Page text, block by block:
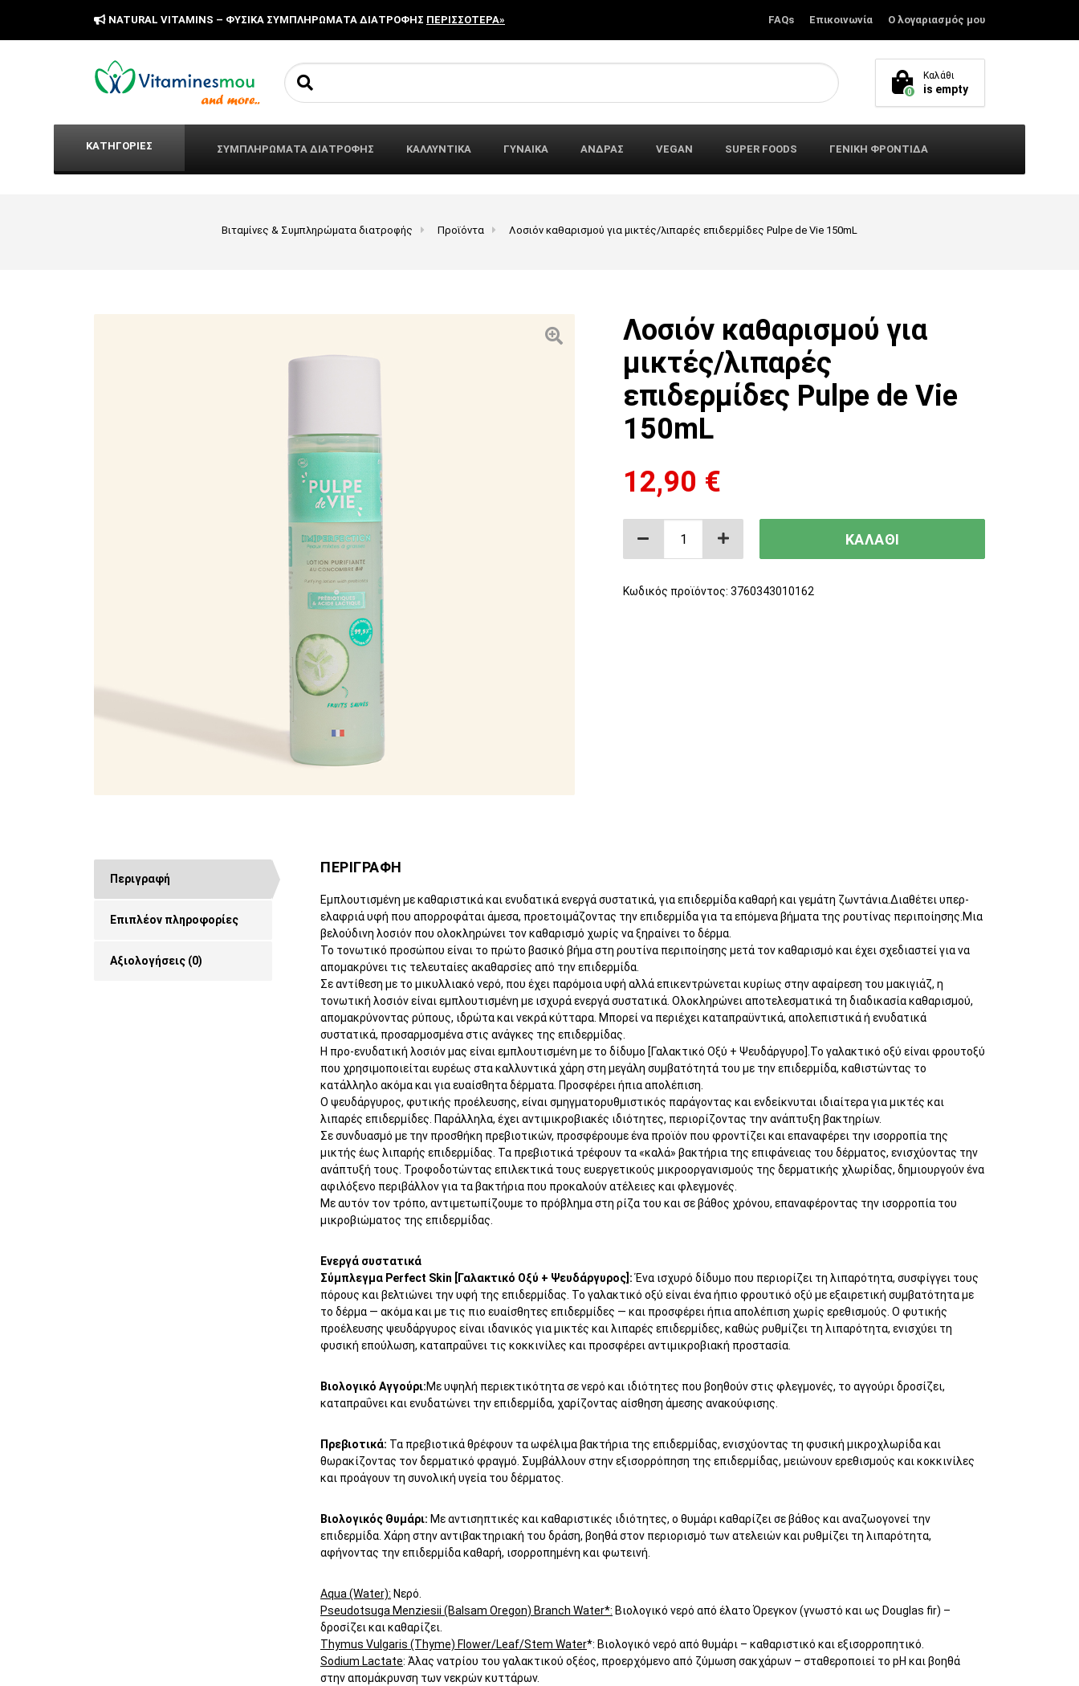
NATURAL VITAMINS – ΦΥΣΙΚΑ ΣΥΜΠΛΗΡΩΜΑΤΑ ΔΙΑΤΡΟΦΗΣ ΠΕΡΙΣΣΟΤΕΡΑ» FAQs Επικοινωνία Ο λογαριασμός μου
Search for:
0
Καλάθι
is empty
ΚΑΤΗΓΟΡΙΕΣ ΣΥΜΠΛΗΡΩΜΑΤΑ ΔΙΑΤΡΟΦΗΣ ΚΑΛΛΥΝΤΙΚΑ ΓΥΝΑΙΚΑ ΑΝΔΡΑΣ VEGAN SUPER FOODS ΓΕΝΙΚΗ ΦΡΟΝΤΙΔΑ
Βιταμίνες & Συμπληρώματα διατροφής Προϊόντα Λοσιόν καθαρισμού για μικτές/λιπαρές επιδερμίδες Pulpe de Vie 150mL
Λοσιόν καθαρισμού για
μικτές/λιπαρές
επιδερμίδες Pulpe de Vie
150mL
12,90 €
Λοσιόν καθαρισμού για μικτές/λιπαρές επιδερμίδες
ΚΑΛΑΘΙ
Κωδικός προϊόντος:3760343010162
Περιγραφή
Επιπλέον πληροφορίες
Αξιολογήσεις (0)
ΠΕΡΙΓΡΑΦΗ
Εμπλουτισμένη με καθαριστικά και ενυδατικά ενεργά συστατικά, για επιδερμίδα καθαρή και γεμάτη ζωντάνια.Διαθέτει υπερ-
ελαφριά υφή που απορροφάται άμεσα, προετοιμάζοντας την επιδερμίδα για τα επόμενα βήματα της ρουτίνας περιποίησης.Μια
βελούδινη λοσιόν που ολοκληρώνει τον καθαρισμό χωρίς να ξηραίνει το δέρμα.
Το τονωτικό προσώπου είναι το πρώτο βασικό βήμα στη ρουτίνα περιποίησης μετά τον καθαρισμό και έχει σχεδιαστεί για να
απομακρύνει τις τελευταίες ακαθαρσίες από την επιδερμίδα.
Σε αντίθεση με το μικυλλιακό νερό, που έχει παρόμοια υφή αλλά επικεντρώνεται κυρίως στην αφαίρεση του μακιγιάζ, η
τονωτική λοσιόν είναι εμπλουτισμένη με ισχυρά ενεργά συστατικά. Ολοκληρώνει αποτελεσματικά τη διαδικασία καθαρισμού,
απομακρύνοντας ρύπους, ιδρώτα και νεκρά κύτταρα. Μπορεί να περιέχει καταπραϋντικά, απολεπιστικά ή ενυδατικά
συστατικά, προσαρμοσμένα στις ανάγκες της επιδερμίδας.
Η προ-ενυδατική λοσιόν μας είναι εμπλουτισμένη με το δίδυμο [Γαλακτικό Οξύ + Ψευδάργυρο].Το γαλακτικό οξύ είναι φρουτοξύ
που χρησιμοποιείται ευρέως στα καλλυντικά χάρη στη μεγάλη συμβατότητά του με την επιδερμίδα, καθιστώντας το
κατάλληλο ακόμα και για ευαίσθητα δέρματα. Προσφέρει ήπια απολέπιση.
Ο ψευδάργυρος, φυτικής προέλευσης, είναι σμηγματορυθμιστικός παράγοντας και ενδείκνυται ιδιαίτερα για μικτές και
λιπαρές επιδερμίδες. Παράλληλα, έχει αντιμικροβιακές ιδιότητες, περιορίζοντας την ανάπτυξη βακτηρίων.
Σε συνδυασμό με την προσθήκη πρεβιοτικών, προσφέρουμε ένα προϊόν που φροντίζει και επαναφέρει την ισορροπία της
μικτής έως λιπαρής επιδερμίδας. Τα πρεβιοτικά τρέφουν τα «καλά» βακτήρια της επιφάνειας του δέρματος, ενισχύοντας την
ανάπτυξή τους. Τροφοδοτώντας επιλεκτικά τους ευεργετικούς μικροοργανισμούς της δερματικής χλωρίδας, δημιουργούν ένα
αφιλόξενο περιβάλλον για τα βακτήρια που προκαλούν ατέλειες και φλεγμονές.
Με αυτόν τον τρόπο, αντιμετωπίζουμε το πρόβλημα στη ρίζα του και σε βάθος χρόνου, επαναφέροντας την ισορροπία του
μικροβιώματος της επιδερμίδας.
Ενεργά συστατικά
Σύμπλεγμα Perfect Skin [Γαλακτικό Οξύ + Ψευδάργυρος]:Ένα ισχυρό δίδυμο που περιορίζει τη λιπαρότητα, συσφίγγει τους
πόρους και βελτιώνει την υφή της επιδερμίδας. Το γαλακτικό οξύ είναι ένα ήπιο φρουτικό οξύ με εξαιρετική συμβατότητα με
το δέρμα — ακόμα και με τις πιο ευαίσθητες επιδερμίδες — και προσφέρει ήπια απολέπιση χωρίς ερεθισμούς. Ο φυτικής
προέλευσης ψευδάργυρος είναι ιδανικός για μικτές και λιπαρές επιδερμίδες, καθώς ρυθμίζει τη λιπαρότητα, ενισχύει τη
φυσική επούλωση, καταπραΰνει τις κοκκινίλες και προσφέρει αντιμικροβιακή προστασία.
Βιολογικό Αγγούρι:Με υψηλή περιεκτικότητα σε νερό και ιδιότητες που βοηθούν στις φλεγμονές, το αγγούρι δροσίζει,
καταπραΰνει και ενυδατώνει την επιδερμίδα, χαρίζοντας αίσθηση άμεσης ανακούφισης.
Πρεβιοτικά: Τα πρεβιοτικά θρέφουν τα ωφέλιμα βακτήρια της επιδερμίδας, ενισχύοντας τη φυσική μικροχλωρίδα και
θωρακίζοντας τον δερματικό φραγμό. Συμβάλλουν στην εξισορρόπηση της επιδερμίδας, μειώνουν ερεθισμούς και κοκκινίλες
και προάγουν τη συνολική υγεία του δέρματος.
Βιολογικός Θυμάρι: Με αντισηπτικές και καθαριστικές ιδιότητες, ο θυμάρι καθαρίζει σε βάθος και αναζωογονεί την
επιδερμίδα. Χάρη στην αντιβακτηριακή του δράση, βοηθά στον περιορισμό των ατελειών και ρυθμίζει τη λιπαρότητα,
αφήνοντας την επιδερμίδα καθαρή, ισορροπημένη και φωτεινή.
Aqua (Water): Νερό.
Pseudotsuga Menziesii (Balsam Oregon) Branch Water*: Βιολογικό νερό από έλατο Όρεγκον (γνωστό και ως Douglas fir) –
δροσίζει και καθαρίζει.
Thymus Vulgaris (Thyme) Flower/Leaf/Stem Water*: Βιολογικό νερό από θυμάρι – καθαριστικό και εξισορροπητικό.
Sodium Lactate: Άλας νατρίου του γαλακτικού οξέος, προερχόμενο από ζύμωση σακχάρων – σταθεροποιεί το pH και βοηθά
στην απομάκρυνση των νεκρών κυττάρων.